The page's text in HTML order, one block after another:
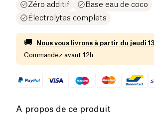
Zéro additif
Base eau de coco
Électrolytes complets
🚚 Nous vous livrons à partir du jeudi
Commandez avant 12h
A propos de ce produit